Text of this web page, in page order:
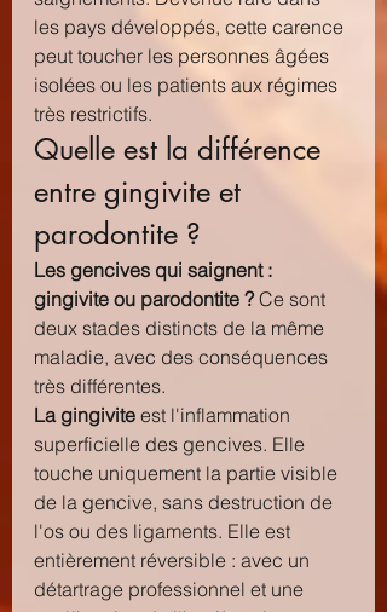
les pays développés, cette carence
peut toucher les personnes âgées
isolées ou les patients aux régimes
très restrictifs.
Quelle est la différence
entre gingivite et
parodontite ?
Les gencives qui saignent :
gingivite ou parodontite ? Ce sont
deux stades distincts de la même
maladie, avec des conséquences
très différentes.
La gingivite est l'inflammation
superficielle des gencives. Elle
touche uniquement la partie visible
de la gencive, sans destruction de
l'os ou des ligaments. Elle est
entièrement réversible : avec un
détartrage professionnel et une